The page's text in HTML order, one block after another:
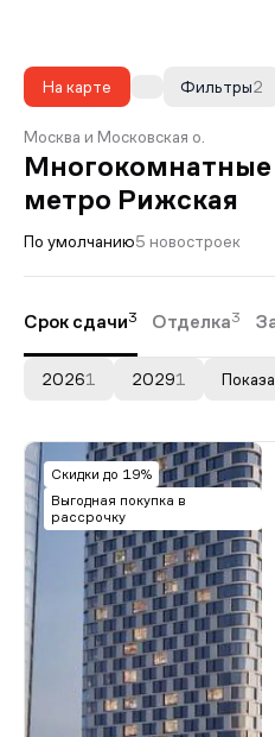
На карте 2
Фильтры
Москва и Московская о.
Многокомнатные
метро Рижская
По умолчанию5 новостроек
Срок сдачи3 Отделка3
20261 20291
Скидки до 19%
Выгодная покупка в
рассрочку